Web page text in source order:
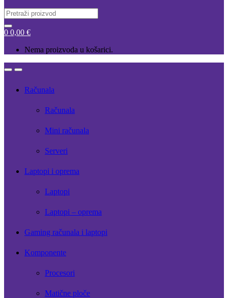
Search
for:
0 0,00 €
Nema proizvoda u košarici.
OpenClose
Računala
Računala
Mini računala
Serveri
Laptopi i oprema
Laptopi
Laptopi – oprema
Gaming računala i laptopi
Komponente
Procesori
Matične ploče